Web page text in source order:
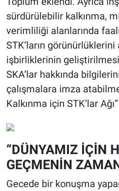
sürdürülebilir kalkınma,
verimliliği alanlarında
STK’ların görünürlüklerini
işbirliklerinin
SKA’lar hakkında
çalışmalara imza
Kalkınma için STK’lar
“DÜNYAMIZ İÇİN
GEÇMENİN
Gecede bir konuşma